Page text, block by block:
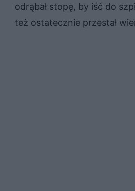
odrąbał stopę, by iść do
też ostatecznie przestał